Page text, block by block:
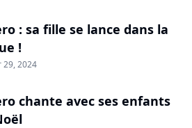
: sa fille se lance dans la
!
29, 2024
chante avec ses enfants